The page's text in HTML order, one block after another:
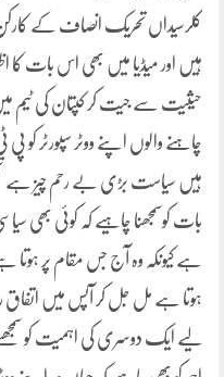
کلرسیداں تحریک انصاف کے
ہیں اور میڈیا میں بھی اس بات کا
حیثیت سے جیت کر کپتان کی ٹیم
چاہنے والوں اپنے ووٹر سپورٹر کو
ہیں سیاست بڑی بے رحم چیز ہے
بات کوسمجھنا چاہیے کہ کوئی بھی
ہے کیونکہ وہ آج جس مقام پر
ہوتا ہے مل جل کر آپس میں
لیے ایک دوسری کی اہمیت کو